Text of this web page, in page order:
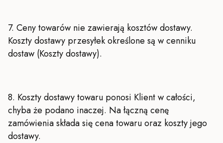
7. Ceny towarów nie zawierają kosztów dostawy.
Koszty dostawy przesyłek określone są w cenniku
dostaw (Koszty dostawy).
8. Koszty dostawy towaru ponosi Klient w całości,
chyba że podano inaczej. Na łączną cenę
zamówienia składa się cena towaru oraz koszty jego
dostawy.